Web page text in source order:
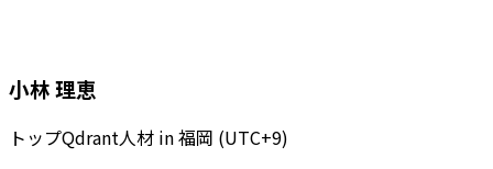
小林 理恵
トップQdrant人材 in福岡 (UTC+9)